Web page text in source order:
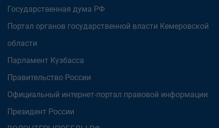
Государственная дума РФ
Портал органов государственной власти Кемеровской
области
Парламент Кузбасса
Правительство России
Официальный интернет-портал правовой информации
Президент России